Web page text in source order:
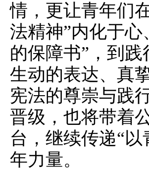
情，更让青年们
法精神”内化于
的保障书”，到
生动的表达、真
宪法的尊崇与践
晋级，也将带着
台，继续传递“
年力量。